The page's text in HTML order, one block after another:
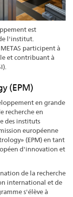
est
l'institut.
participent à
et contribuant à
(EPM)
en grande
recherche en
des instituts
européenne
(EPM) en tant
d'innovation et
de la recherche
international et de
s'élève à